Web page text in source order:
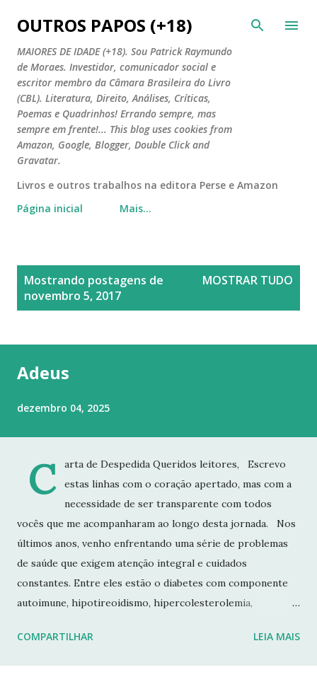
Pular para o conteúdo principal
OUTROS PAPOS (+18)
MAIORES DE IDADE (+18). Sou Patrick Raymundo
de Moraes. Investidor, comunicador social e
escritor membro da Câmara Brasileira do Livro
(CBL). Literatura, Direito, Análises, Críticas,
Poemas e Quadrinhos! Errando sempre, mas
sempre em frente!... This blog uses cookies from
Amazon, Google, Blogger, Double Click and
Gravatar.
Livros e outros trabalhos na editora Perse e Amazon
Página inicial
Mais…
Mostrando postagens de
novembro 5, 2017
MOSTRAR TUDO
Adeus
dezembro 04, 2025
C
arta de Despedida Queridos leitores, Escrevo
estas linhas com o coração apertado, mas com a
necessidade de ser transparente com todos
vocês que me acompanharam ao longo desta jornada. Nos
últimos anos, venho enfrentando uma série de problemas
de saúde que exigem atenção integral e cuidados
constantes. Entre eles estão o diabetes com componente
autoimune, hipotireoidismo, hipercolesterolemia,
fraturas. Esses desafios têm impactado profundamente
COMPARTILHAR LEIA MAIS